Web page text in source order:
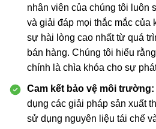
nhân viên của chúng tôi luôn
và giải đáp mọi thắc mắc của
sự hài lòng cao nhất từ quá
bán hàng. Chúng tôi hiểu
chính là chìa khóa cho sự
Cam kết bảo vệ môi trường:
dụng các giải pháp sản xuất
sử dụng nguyên liệu tái chế